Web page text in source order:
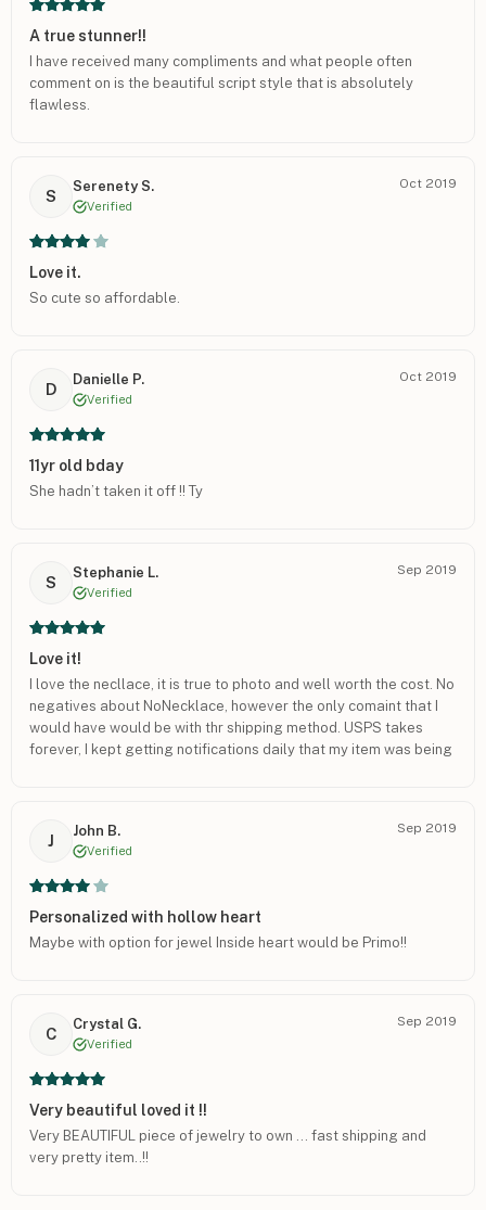
A true stunner!!
I have received many compliments and what people often
comment on is the beautiful script style that is absolutely
flawless.
S
Serenety S.
Verified
Oct 2019
Love it.
So cute so affordable.
D
Danielle P.
Verified
Oct 2019
11yr old bday
She hadn’t taken it off !! Ty
S
Stephanie L.
Verified
Sep 2019
Love it!
I love the necllace, it is true to photo and well worth the cost. No
negatives about NoNecklace, however the only comaint that I
would have would be with thr shipping method. USPS takes
forever, I kept getting notifications daily that my item was being
J
John B.
Verified
Sep 2019
Personalized with hollow heart
Maybe with option for jewel Inside heart would be Primo!!
C
Crystal G.
Verified
Sep 2019
Very beautiful loved it !!
Very BEAUTIFUL piece of jewelry to own ... fast shipping and
very pretty item..!!